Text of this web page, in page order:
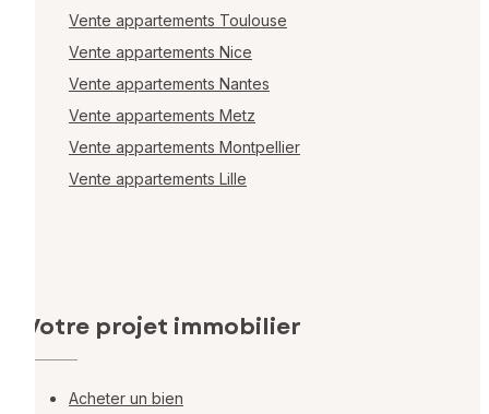
Vente appartements Toulouse
Vente appartements Nice
Vente appartements Nantes
Vente appartements Metz
Vente appartements Montpellier
Vente appartements Lille
Votre projet immobilier
Acheter un bien